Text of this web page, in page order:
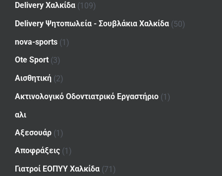
Delivery Χαλκίδα (109)
Delivery Ψητοπωλεία - Σουβλάκια Χαλκίδα (50)
nova-sports (1)
Ote Sport (3)
Αισθητική (2)
Ακτινολογικό Οδοντιατρικό Εργαστήριο (1)
αλι
Αξεσουάρ (1)
Αποφράξεις (1)
Γιατροί ΕΟΠΥΥ Χαλκίδα (71)